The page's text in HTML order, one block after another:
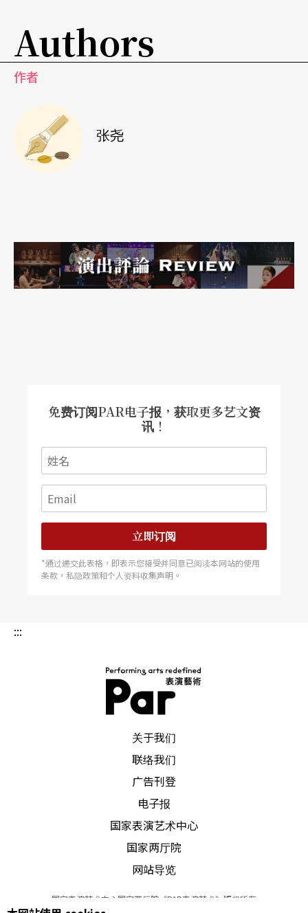
Authors
作者
张尧
免费订阅PAR电子报，获取更多艺文资
讯！
立即订阅
*通过递交此表格，即表示您接受并同意已阅读本网站的使用
条款，私隐政策和个人资料收集声明。
:::
关于我们
联络我们
广告刊登
电子报
国家表演艺术中心
国家两厅院
网站导览
国家表演艺术中心国家两厅院《PAR表演艺术》版权所有